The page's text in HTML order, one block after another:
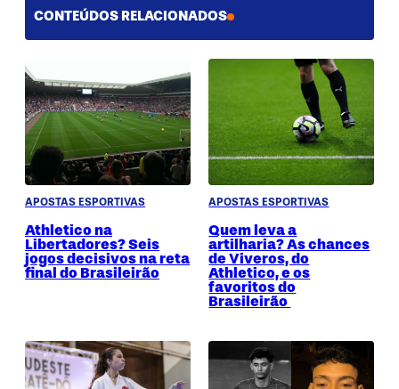
CONTEÚDOS RELACIONADOS
APOSTAS ESPORTIVAS
Athletico na
Libertadores? Seis
jogos decisivos na reta
final do Brasileirão
APOSTAS ESPORTIVAS
Quem leva a
artilharia? As chances
de Viveros, do
Athletico, e os
favoritos do
Brasileirão